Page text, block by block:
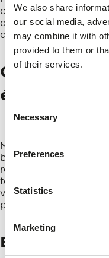
We also share
our social media,
may combine it with
provided to them or
of their services.
Selection
Necessary
Preferences
Statistics
Marketing
charges. La surcharge
des contraintes
durée de vie et
Conduisez
éviter une
Même les voitures
bonnes performances
route décentes, mais
tester régulièrement
voulez que vos pneus
performances optimales.
Entreposez